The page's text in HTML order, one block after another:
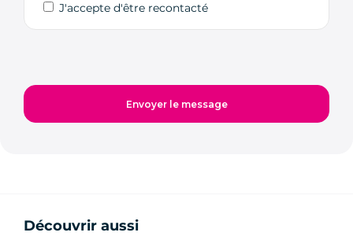
J'accepte d'être recontacté
Découvrir aussi